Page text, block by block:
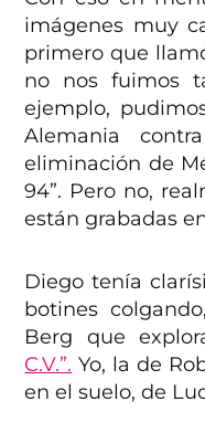
imágenes muy
primero que
no nos fuimos
ejemplo,
Alemania
eliminación de
94”. Pero no,
están grabadas
Diego tenía
botines
Berg que
C.V.”. Yo, la de
en el suelo, de